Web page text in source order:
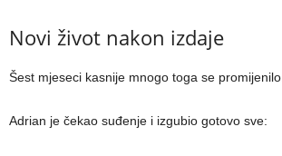
Novi život nakon izdaje
Šest mjeseci kasnije mnogo toga se promijenilo.
Adrian je čekao suđenje i izgubio gotovo sve: